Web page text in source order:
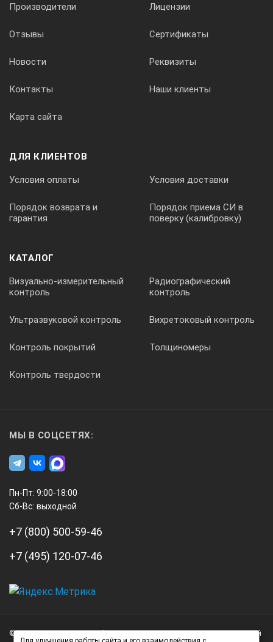
Производители Лицензии
Отзывы Сертификаты
Новости Реквизиты
Контакты Наши клиенты
Карта сайта
ДЛЯ КЛИЕНТОВ
Условия оплаты Условия доставки
Порядок возврата и
гарантия
Порядок приема СИ в
поверку (калибровку)
КАТАЛОГ
Визуально-измерительный
контроль
Радиографический
контроль
Ультразвуковой контроль Вихретоковый контроль
Контроль покрытий Толщиномеры
Контроль твердости
МЫ В СОЦСЕТЯХ:
Пн-Пт: 9:00-18:00
Сб-Вс: выходной
+7 (800) 500-59-46
+7 (495) 120-07-46
Нагорный
© 2026 А3 Инжиниринг Обращаем Ваше внимание на то, что данный